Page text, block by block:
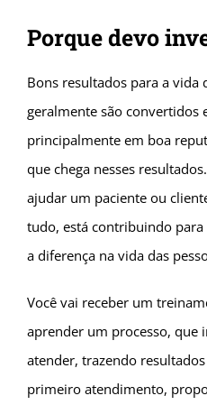
Porque devo
Bons resultados para a vida
geralmente são
principalmente em boa
que chega nesses
ajudar um paciente ou
tudo, está contribuindo
a diferença na vida das
Você vai receber um
aprender um processo, que
atender, trazendo
primeiro atendimento,